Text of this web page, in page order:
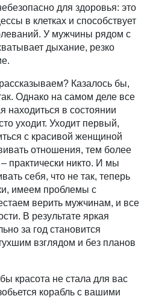
для здоровья: это
в клетках и способствует
У мужчины рядом с
дыхание, резко
Казалось бы,
Однако на самом деле все
находиться в состоянии
уходит. Уходит первый,
с красивой женщиной
отношения, тем более
практически никто. И мы
себя, что не так, теперь
имеем проблемы с
верить мужчинам, и все
В результате яркая
за год становится
взглядом и без планов
красота не стала для вас
корабль с вашими